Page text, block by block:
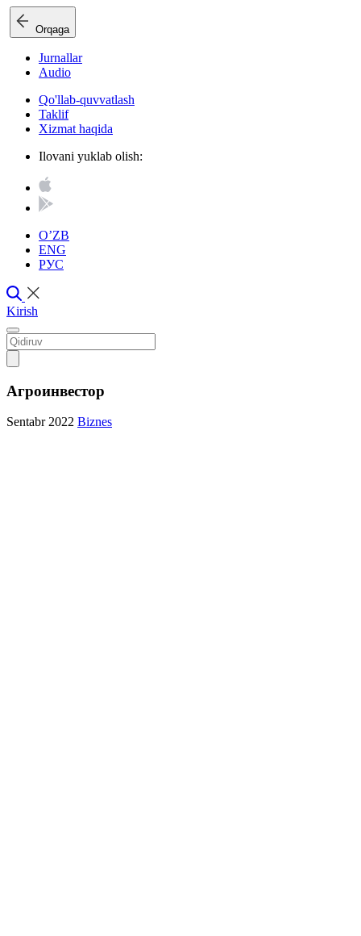
Orqaga
Jurnallar
Audio
Qo'llab-quvvatlash
Taklif
Xizmat haqida
Ilovani yuklab olish:
O’ZB
ENG
РУС
Kirish
Агроинвестор
Sentabr 2022 Biznes